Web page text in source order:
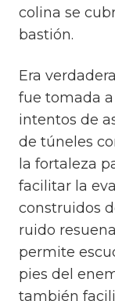
colina se
bastión.
Era
fue tomada
intentos de
de túneles
la fortaleza
facilitar la
construidos
ruido
permite
pies del
también